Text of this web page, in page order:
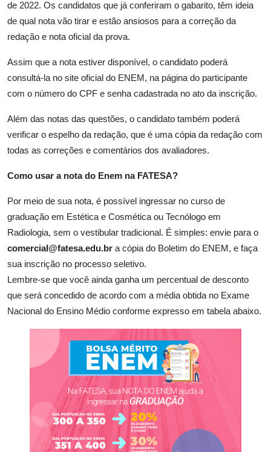
de 2022. Os candidatos que já conferiram o gabarito, têm ideia
de qual nota vão tirar e estão ansiosos para a correção da
redação e nota oficial da prova.
Assim que a nota estiver disponível, o candidato poderá
consultá-la no site oficial do ENEM, na página do participante
com o número do CPF e senha cadastrada no ato da inscrição.
Além das notas das questões, o candidato também poderá
verificar o espelho da redação, que é uma cópia da redação com
todas as correções e comentários dos avaliadores.
Como usar a nota do Enem na FATESA?
Por meio de sua nota, é possível ingressar no curso de
graduação em Estética e Cosmética ou Tecnólogo em
Radiologia, sem o vestibular tradicional. É simples: envie para o
comercial@fatesa.edu.br a cópia do Boletim do ENEM, e faça
sua inscrição no processo seletivo.
Lembre-se que você ainda ganha um percentual de desconto
que será concedido de acordo com a média obtida no Exame
Nacional do Ensino Médio conforme expresso em tabela abaixo.